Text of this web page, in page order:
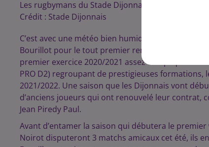
Les rugbymans du Stade Dijonnais ont repris
Crédit : Stade Dijonnais
C’est avec une météo bien humide que les
Bourillot pour le tout premier rendez-vous de leur
premier exercice 2020/2021 assez compliqué
PRO D2) regroupant de prestigieuses
2021/2022. Une saison que les Dijonnais vont
d’anciens joueurs qui ont renouvelé leur contrat,
Jean Piredy Paul.
Avant d’entamer la saison qui débutera le
Noirot disputeront 3 matchs amicaux cet été, ils